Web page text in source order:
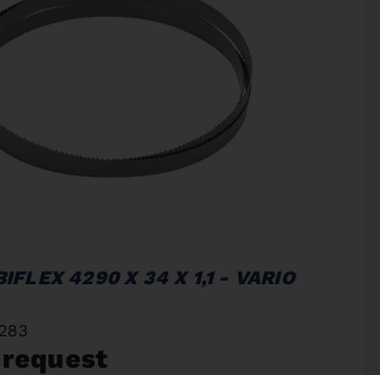
4290 X 34 X 1,1 - VARIO